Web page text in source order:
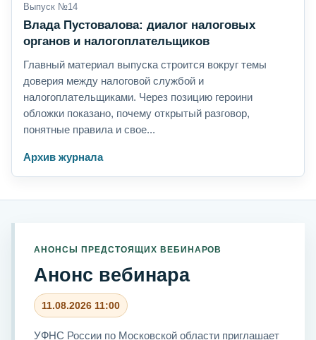
Выпуск №14
Влада Пустовалова: диалог налоговых
органов и налогоплательщиков
Главный материал выпуска строится вокруг темы
доверия между налоговой службой и
налогоплательщиками. Через позицию героини
обложки показано, почему открытый разговор,
понятные правила и свое...
Архив журнала
АНОНСЫ ПРЕДСТОЯЩИХ ВЕБИНАРОВ
Анонс вебинара
11.08.2026 11:00
УФНС России по Московской области приглашает